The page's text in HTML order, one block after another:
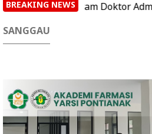
BREAKING NEWS
Buka Program Doktor
SANGGAU